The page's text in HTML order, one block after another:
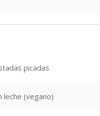
picadas
leche (vegano)